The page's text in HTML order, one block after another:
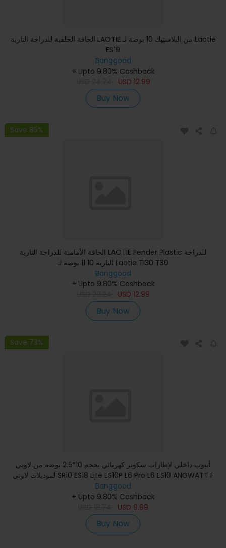
الحافة الخلفية للدراجة النارية LAOTIE من البلاستيك 10 بوصة لـ Laotie
ES19
Banggood
+ Upto 9.80% Cashback
USD 12.99
Buy Now
Save 85%
الحافة الأمامية للدراجة النارية LAOTIE Fender Plastic للدراجة
النارية 10 11 بوصة لـ Laotie TI30 T30
Banggood
+ Upto 9.80% Cashback
USD 12.99
Buy Now
Save 73%
أنبوب داخلي لإطارات سكوتر كهربائي بحجم 10*2.5 بوصة من لاوتي
لموديلات لاوتي SR10 ES18 Lite ES10P L6 Pro L6 ES10 ANGWATT F
Banggood
+ Upto 9.80% Cashback
USD 9.99
Buy Now